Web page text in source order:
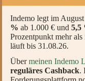
Indemo legt im
% ab 1.000 € und 5,5
Prozentpunkt mehr
läuft bis 31.08.26.
Übermeinen Indemo
reguläres Cashback.